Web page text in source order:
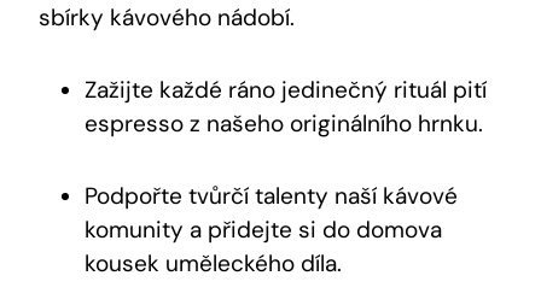
sbírky kávového nádobí.
Zažijte každé ráno jedinečný rituál pití
espresso z našeho originálního hrnku.
Podpořte tvůrčí talenty naší kávové
komunity a přidejte si do domova
kousek uměleckého díla.